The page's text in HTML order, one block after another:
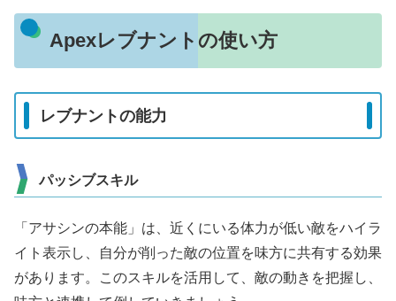
Apexレブナントの使い方
レブナントの能力
パッシブスキル
「アサシンの本能」は、近くにいる体力が低い敵をハイラ
イト表示し、自分が削った敵の位置を味方に共有する効果
があります。このスキルを活用して、敵の動きを把握し、